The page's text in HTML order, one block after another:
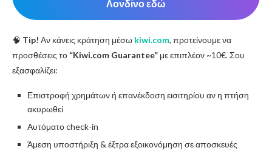
Λονδίνο εδώ
🧠 Tip! Αν κάνεις κράτηση μέσω kiwi.com, προτείνουμε να
προσθέσεις το “Kiwi.com Guarantee” με επιπλέον ~10€. Σου
εξασφαλίζει:
Επιστροφή χρημάτων ή επανέκδοση εισιτηρίου αν η πτήση
ακυρωθεί
Αυτόματο check-in
Άμεση υποστήριξη & έξτρα εξοικονόμηση σε αποσκευές